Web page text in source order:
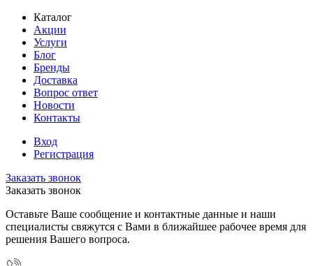
Каталог
Акции
Услуги
Блог
Бренды
Доставка
Вопрос ответ
Новости
Контакты
Вход
Регистрация
Заказать звонок
Заказать звонок
Оставьте Ваше сообщение и контактные данные и наши
специалисты свяжутся с Вами в ближайшее рабочее время для
решения Вашего вопроса.